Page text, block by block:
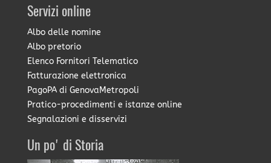
Servizi online
Albo delle nomine
Albo pretorio
Elenco Fornitori Telematico
Fatturazione elettronica
PagoPA di GenovaMetropoli
Pratico-procedimenti e istanze online
Segnalazioni e disservizi
Un po' di Storia